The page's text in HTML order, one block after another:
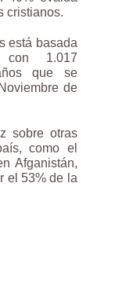
cristianos.
está basada
con 1.017
que se
de
sobre otras
como el
Afganistán,
el 53% de la